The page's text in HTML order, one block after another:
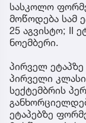
სასკოლო
მოწოდება სამ
25 აგვისტო; II
ნოემბერი.
პირველ
პირველი
სექტემბრის
ეტაპებზე